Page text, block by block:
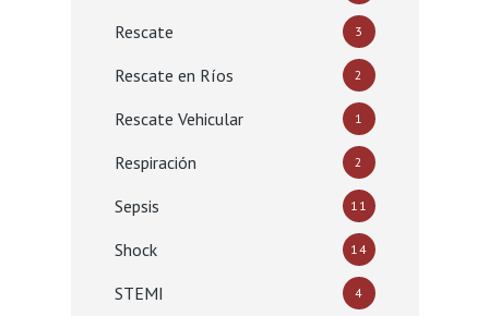
Rescate 3
Rescate en Ríos 2
Rescate Vehicular 1
Respiración 2
Sepsis 11
Shock 14
STEMI 4